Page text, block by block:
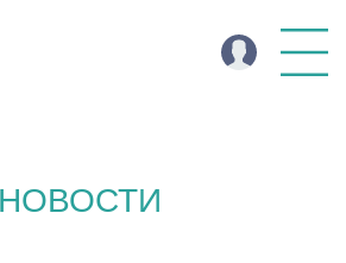
НОВОСТИ